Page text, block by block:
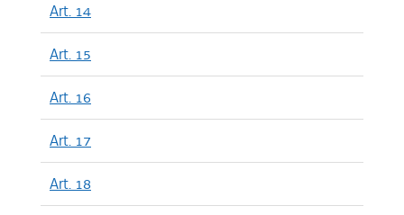
Art. 14
Art. 15
Art. 16
Art. 17
Art. 18